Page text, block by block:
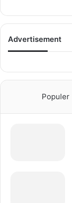
Advertisement
Populer